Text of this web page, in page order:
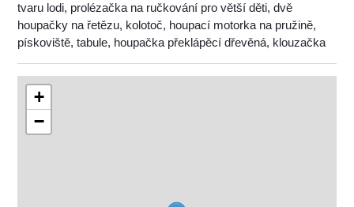
tvaru lodi, prolézačka na ručkování pro větší děti, dvě
houpačky na řetězu, kolotoč, houpací motorka na pružině,
pískoviště, tabule, houpačka překlápěcí dřevěná, klouzačka
+
−